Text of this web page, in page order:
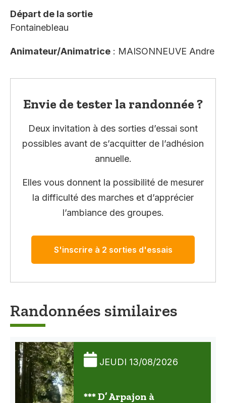
Départ de la sortie
Fontainebleau
Animateur/Animatrice : MAISONNEUVE Andre
Envie de tester la randonnée ?
Deux invitation à des sorties d’essai sont
possibles avant de s’acquitter de l’adhésion
annuelle.
Elles vous donnent la possibilité de mesurer
la difficulté des marches et d’apprécier
l’ambiance des groupes.
S'inscrire à 2 sorties d'essais
Randonnées similaires
JEUDI 13/08/2026
*** D’ Arpajon à